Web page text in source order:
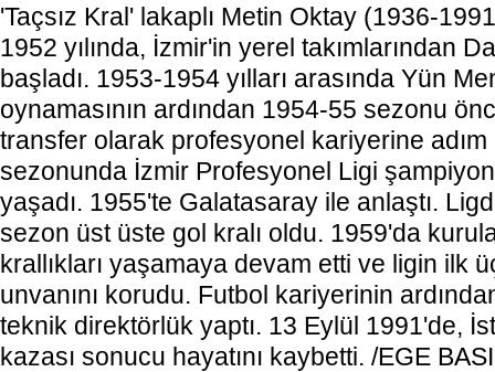
'Taçsız Kral' lakaplı Metin Oktay (1936-
1952 yılında, İzmir'in yerel takımlarından
başladı. 1953-1954 yılları arasında Yün
oynamasının ardından 1954-55 sezonu
transfer olarak profesyonel kariyerine adım
sezonunda İzmir Profesyonel Ligi
yaşadı. 1955'te Galatasaray ile anlaştı.
sezon üst üste gol kralı oldu. 1959'da
krallıkları yaşamaya devam etti ve ligin ilk
unvanını korudu. Futbol kariyerinin
teknik direktörlük yaptı. 13 Eylül 1991'de,
kazası sonucu hayatını kaybetti. /EGE